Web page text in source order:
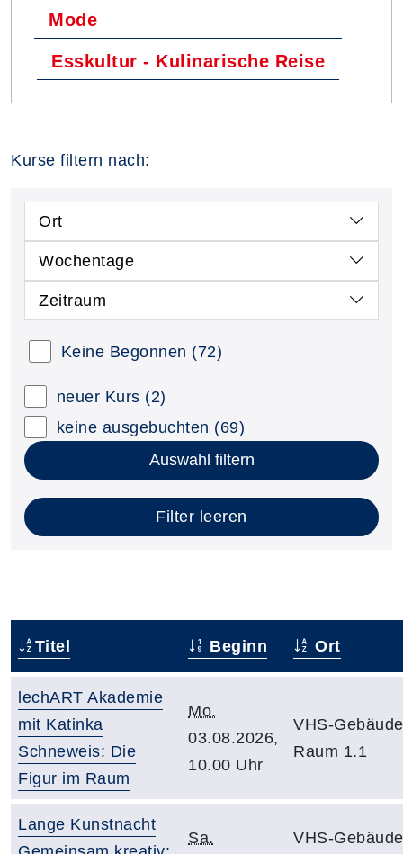
Mode
Esskultur - Kulinarische Reise
Kurse filtern nach:
Ort
Wochentage
Zeitraum
Keine Begonnen (72)
neuer Kurs (2)
keine ausgebuchten (69)
Auswahl filtern
Filter leeren
Titel Beginn Ort
lechART Akademie
mit Katinka
Schneweis: Die
Figur im Raum
Mo.
03.08.2026,
10.00 Uhr
VHS-
Raum 1.1
Lange Kunstnacht
Sa. VHS-